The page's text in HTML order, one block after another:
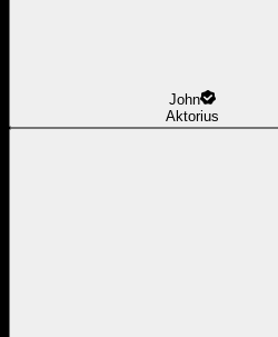
John
Aktorius